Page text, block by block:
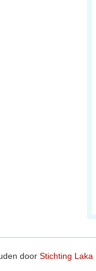
door Stichting Laka